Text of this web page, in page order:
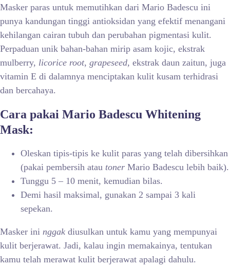
Masker paras untuk memutihkan dari Mario Badescu ini
punya kandungan tinggi antioksidan yang efektif menangani
kehilangan cairan tubuh dan perubahan pigmentasi kulit.
Perpaduan unik bahan-bahan mirip asam kojic, ekstrak
mulberry, licorice root, grapeseed, ekstrak daun zaitun, juga
vitamin E di dalamnya menciptakan kulit kusam terhidrasi
dan bercahaya.
Cara pakai Mario Badescu Whitening
Mask:
Oleskan tipis-tipis ke kulit paras yang telah dibersihkan
(pakai pembersih atau toner Mario Badescu lebih baik).
Tunggu 5 – 10 menit, kemudian bilas.
Demi hasil maksimal, gunakan 2 sampai 3 kali
sepekan.
Masker ini nggak diusulkan untuk kamu yang mempunyai
kulit berjerawat. Jadi, kalau ingin memakainya, tentukan
kamu telah merawat kulit berjerawat apalagi dahulu.